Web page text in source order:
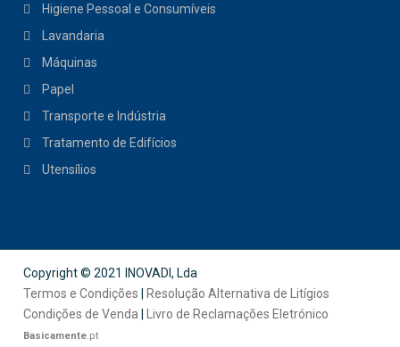
Higiene Pessoal e Consumíveis
Lavandaria
Máquinas
Papel
Transporte e Indústria
Tratamento de Edifícios
Utensílios
Copyright © 2021 INOVADI, Lda
Termos e Condições |Resolução Alternativa de Litígios
Condições de Venda |Livro de Reclamações Eletrónico
Basicamente .pt